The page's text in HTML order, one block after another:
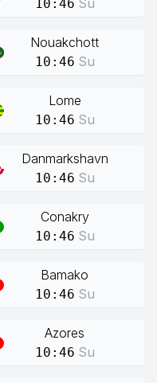
10:46 Su
Nouakchott
10:46 Su
Lome
10:46 Su
Danmarkshavn
10:46 Su
Conakry
10:46 Su
Bamako
10:46 Su
Azores
10:46 Su